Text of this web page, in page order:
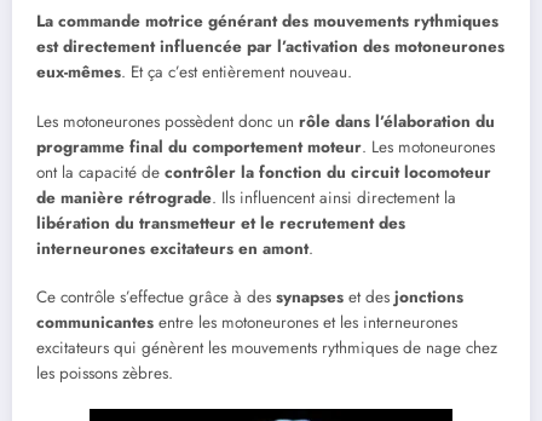
La commande motrice générant des mouvements rythmiques
est directement influencée par l’activation des motoneurones
eux-mêmes. Et ça c’est entièrement nouveau.
Les motoneurones possèdent donc un rôle dans l’élaboration du
programme final du comportement moteur. Les motoneurones
ont la capacité de contrôler la fonction du circuit locomoteur
de manière rétrograde. Ils influencent ainsi directement la
libération du transmetteur et le recrutement des
interneurones excitateurs en amont.
Ce contrôle s’effectue grâce à des synapses et des jonctions
communicantes entre les motoneurones et les interneurones
excitateurs qui génèrent les mouvements rythmiques de nage chez
les poissons zèbres.